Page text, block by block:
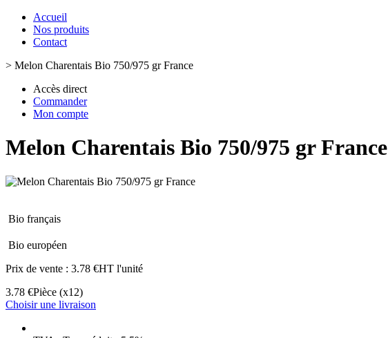
Accueil
Nos produits
Contact
> Melon Charentais Bio 750/975 gr France
Accès direct
Commander
Mon compte
Melon Charentais Bio 750/975 gr France
Bio français
Bio européen
Prix de vente : 3.78 €HT l'unité
3.78 €Pièce (x12)
Choisir une livraison